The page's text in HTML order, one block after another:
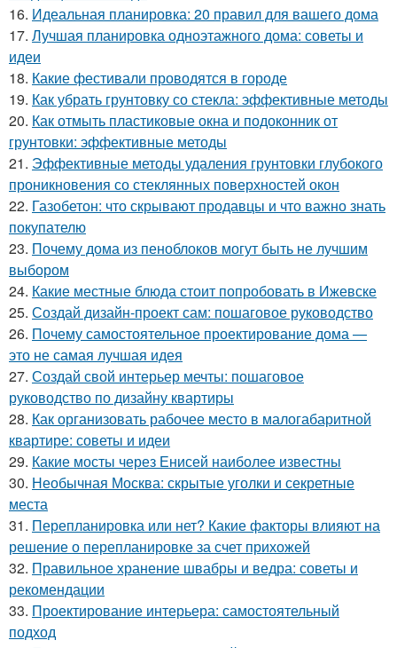
16. Идеальная планировка: 20 правил для вашего дома
17. Лучшая планировка одноэтажного дома: советы и
идеи
18. Какие фестивали проводятся в городе
19. Как убрать грунтовку со стекла: эффективные методы
20. Как отмыть пластиковые окна и подоконник от
грунтовки: эффективные методы
21. Эффективные методы удаления грунтовки глубокого
проникновения со стеклянных поверхностей окон
22. Газобетон: что скрывают продавцы и что важно знать
покупателю
23. Почему дома из пеноблоков могут быть не лучшим
выбором
24. Какие местные блюда стоит попробовать в Ижевске
25. Создай дизайн-проект сам: пошаговое руководство
26. Почему самостоятельное проектирование дома —
это не самая лучшая идея
27. Создай свой интерьер мечты: пошаговое
руководство по дизайну квартиры
28. Как организовать рабочее место в малогабаритной
квартире: советы и идеи
29. Какие мосты через Енисей наиболее известны
30. Необычная Москва: скрытые уголки и секретные
места
31. Перепланировка или нет? Какие факторы влияют на
решение о перепланировке за счет прихожей
32. Правильное хранение швабры и ведра: советы и
рекомендации
33. Проектирование интерьера: самостоятельный
подход